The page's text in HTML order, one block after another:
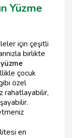
Yüzme
için çeşitli
birlikte
yüzme
çocuk
özel
rahatlayabilir,
en